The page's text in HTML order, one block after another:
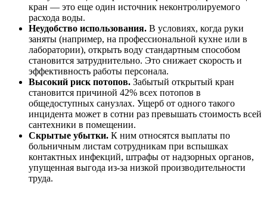
кран — это еще один источник неконтролируемого
расхода воды.
Неудобство использования. В условиях, когда руки
заняты (например, на профессиональной кухне или в
лаборатории), открыть воду стандартным способом
становится затруднительно. Это снижает скорость и
эффективность работы персонала.
Высокий риск потопов. Забытый открытый кран
становится причиной 42% всех потопов в
общедоступных санузлах. Ущерб от одного такого
инцидента может в сотни раз превышать стоимость всей
сантехники в помещении.
Скрытые убытки. К ним относятся выплаты по
больничным листам сотрудникам при вспышках
контактных инфекций, штрафы от надзорных органов,
упущенная выгода из-за низкой производительности
труда.